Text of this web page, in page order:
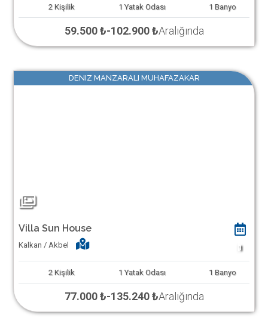
2 Kişilik 1 Yatak Odası 1 Banyo
59.500 ₺-102.900 ₺Aralığında
DENIZ MANZARALI MUHAFAZAKAR
Villa Sun House
Kalkan / Akbel 1
2 Kişilik 1 Yatak Odası 1 Banyo
77.000 ₺-135.240 ₺Aralığında